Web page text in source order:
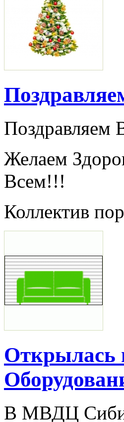
Поздравляем
Желаем
Всем!!!
Коллектив
Открылась
В МВДЦ